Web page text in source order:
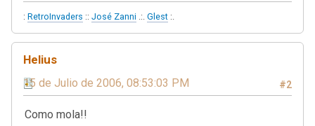
: RetroInvaders :: José Zanni .:. Glest :.
Helius
#2
15 de Julio de 2006, 08:53:03 PM
Como mola!!